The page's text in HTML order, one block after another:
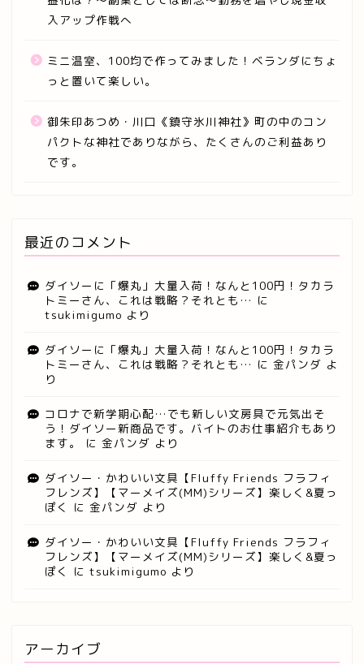
入アップ作戦へ
ミニ温室、100均で作ってみました！ベランダにちょ
っと置いて楽しい。
御朱印あつめ・川口《鎮守氷川神社》町の中のコン
パクトな神社でありながら、たくさんのご利益あり
です。
最近のコメント
ダイソーに「爆丸」大量入荷！なんと100円！タカラ
トミーさん、これは戦略？それとも… に
tsukimigumo より
ダイソーに「爆丸」大量入荷！なんと100円！タカラ
トミーさん、これは戦略？それとも… に 金パンダ よ
り
コロナで新学期心配…でも新しい文房具で元気出そ
う！ダイソー新商品です。バイトのお仕事紹介もあり
ます。
に 金パンダ より
ダイソー・かわいい文具【Fluffy Friends フラフィ
フレンズ】【マーメイズ(MM)シリーズ】楽しく&夏っ
ぽく
に 金パンダ より
ダイソー・かわいい文具【Fluffy Friends フラフィ
フレンズ】【マーメイズ(MM)シリーズ】楽しく&夏っ
ぽく
に tsukimigumo より
アーカイブ